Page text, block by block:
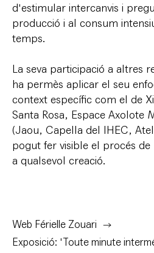
d'estimular intercanvis i
producció i al consum
temps.
La seva participació a altres
ha permès aplicar el seu
context específic com el de
Santa Rosa, Espace Axolote
(Jaou, Capella del IHEC,
pogut fer visible el procés
a qualsevol creació.
Web Férielle Zouari
Exposició: 'Toute minute